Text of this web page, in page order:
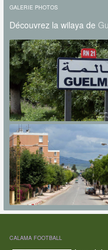
GALERIE PHOTOS
Découvrez la wilaya de
CALAMA FOOTBALL